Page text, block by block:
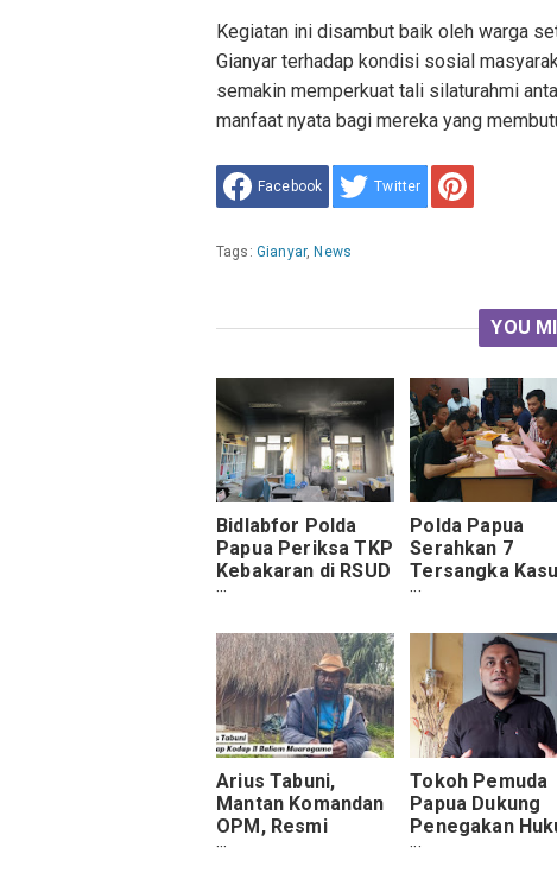
Kegiatan ini disambut baik oleh warga
Gianyar terhadap kondisi sosial
semakin memperkuat tali silaturahmi
manfaat nyata bagi mereka yang
Facebook Twitter
Tags: Gianyar, News
YOU
Bidlabfor Polda
Papua Periksa TKP
Kebakaran di RSUD
Ramela Muara
Polda Papua
Serahkan 7
Tersangka
Tambang Emas
Negeri
Arius Tabuni,
Mantan Komandan
OPM, Resmi
Kembali ke NKRI
Tokoh Pemuda
Papua Dukung
Penegakan
terhadap KKB di